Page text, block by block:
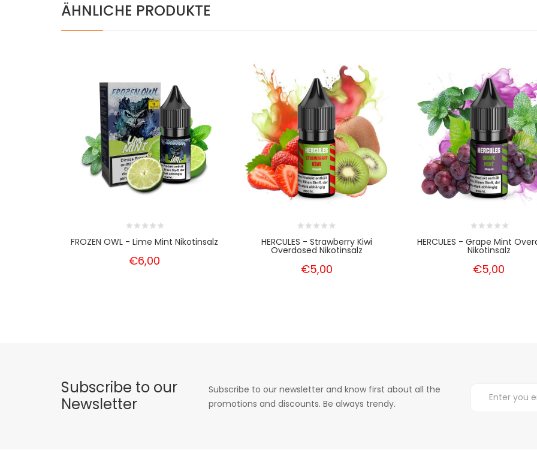
ÄHNLICHE PRODUKTE
FROZEN OWL - Lime Mint Nikotinsalz
€6,00
HERCULES - Strawberry Kiwi
Overdosed Nikotinsalz
€5,00
HERCULES - Grape Mint
Nikotinsalz
€5,00
Subscribe to our
Newsletter
Subscribe to our newsletter and know first about all the
promotions and discounts. Be always trendy.